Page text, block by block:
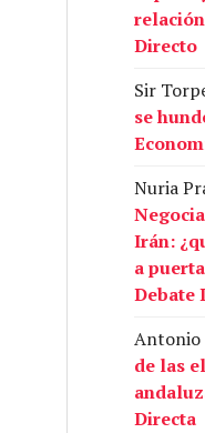
Directo
Sir
se
Nuria
Irán:
a
Debate
Antonio
de las
Directa